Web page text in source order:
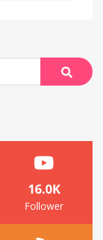
Suche
16.0K
Follower